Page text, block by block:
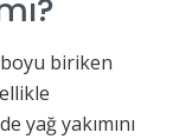
biriken
yağ yakımını